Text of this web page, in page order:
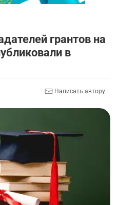
в Астане
оформить
получать слуховые
изменили название и
предметов
грантов на
в
Написать автору